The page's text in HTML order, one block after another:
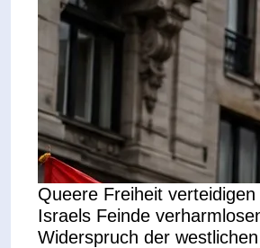
Queere Freiheit verteidigen
Israels Feinde
Widerspruch der